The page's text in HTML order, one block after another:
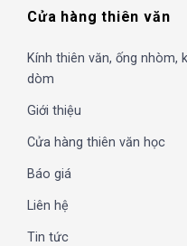
Cửa hàng thiên văn
Kính thiên văn, ống nhòm,
dòm
Giới thiệu
Cửa hàng thiên văn học
Báo giá
Liên hệ
Tin tức